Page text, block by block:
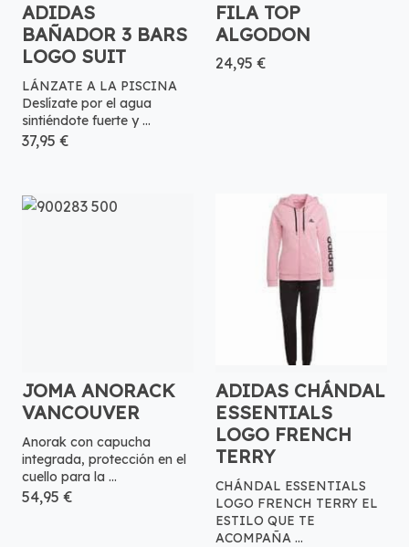
ADIDAS
BAÑADOR 3 BARS
LOGO SUIT
LÁNZATE A LA PISCINA
Deslízate por el agua
sintiéndote fuerte y ...
37,95 €
FILA TOP
ALGODON
24,95 €
JOMA ANORACK
VANCOUVER
Anorak con capucha
integrada, protección en el
cuello para la ...
54,95 €
ADIDAS CHÁNDAL
ESSENTIALS
LOGO FRENCH
TERRY
CHÁNDAL ESSENTIALS
LOGO FRENCH TERRY EL
ESTILO QUE TE
ACOMPAÑA ...